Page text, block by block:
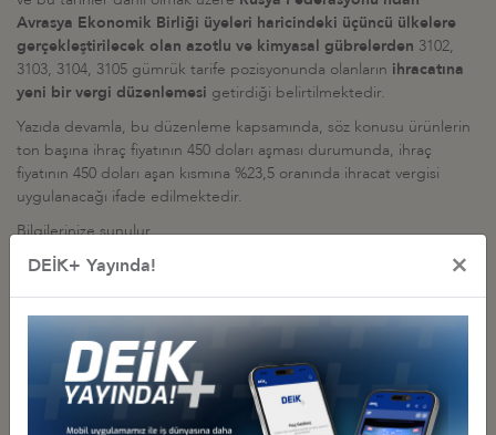
Avrasya Ekonomik Birliği üyeleri haricindeki üçüncü ülkelere
gerçekleştirilecek olan azotlu ve kimyasal gübrelerden 3102,
3103, 3104, 3105 gümrük tarife pozisyonunda olanların ihracatına
yeni bir vergi düzenlemesi getirdiği belirtilmektedir.
Yazıda devamla, bu düzenleme kapsamında, söz konusu ürünlerin
ton başına ihraç fiyatının 450 doları aşması durumunda, ihraç
fiyatının 450 doları aşan kısmına %23,5 oranında ihracat vergisi
uygulanacağı ifade edilmektedir.
Bilgilerinize sunulur.
Karar (3 Sayfa, Rusça)
Karar (2 sayfa, İngilizce)
DEİK+ Yayında! ×